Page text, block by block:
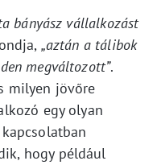
bányász vállalkozást
„aztán a tálibok
megváltozott”.
milyen jövőre
egy olyan
hogy például